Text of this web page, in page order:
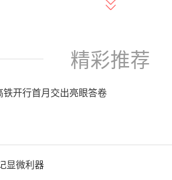
精彩推荐
开行首月交出亮眼答卷
显微利器